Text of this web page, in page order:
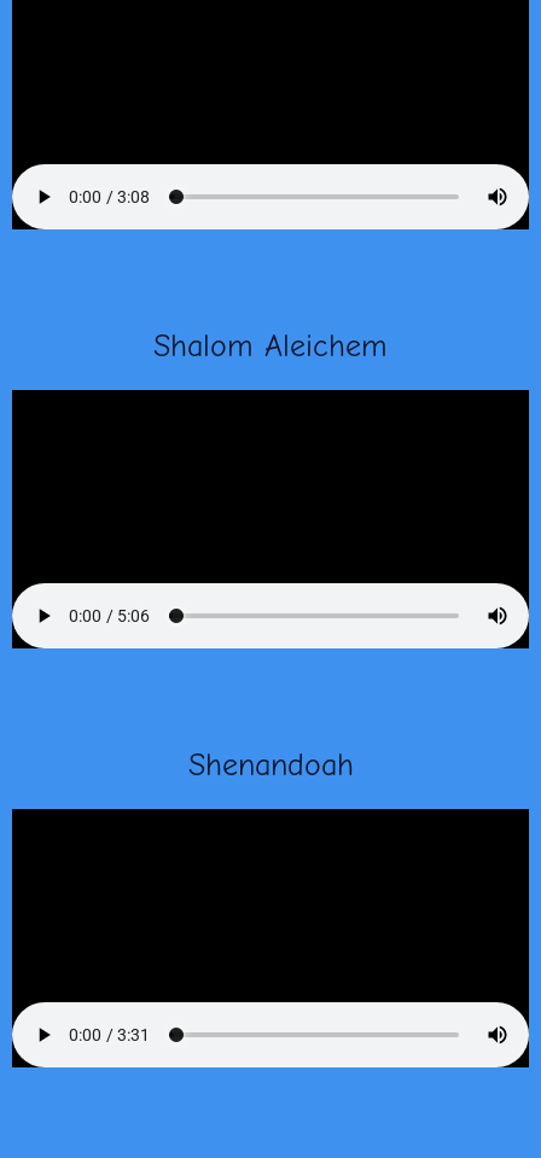
Shalom Aleichem
Shenandoah